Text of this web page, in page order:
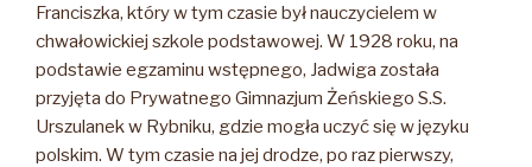
Franciszka, który w tym czasie był nauczycielem w
chwałowickiej szkole podstawowej. W 1928 roku, na
podstawie egzaminu wstępnego, Jadwiga została
przyjęta do Prywatnego Gimnazjum Żeńskiego S.S.
Urszulanek w Rybniku, gdzie mogła uczyć się w języku
polskim. W tym czasie na jej drodze, po raz pierwszy,